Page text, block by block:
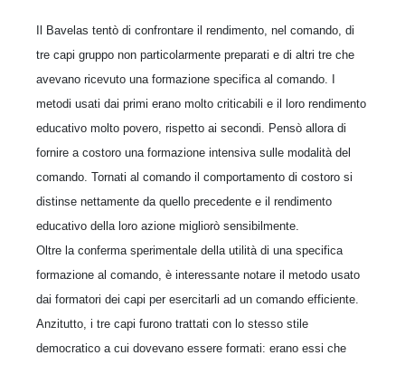
Il Bavelas tentò di confrontare il rendimento, nel comando, di
tre capi gruppo non particolarmente preparati e di altri tre che
avevano ricevuto una formazione specifica al comando. I
metodi usati dai primi erano molto criticabili e il loro rendimento
educativo molto povero, rispetto ai secondi. Pensò allora di
fornire a costoro una formazione intensiva sulle modalità del
comando. Tornati al comando il comportamento di costoro si
distinse nettamente da quello precedente e il rendimento
educativo della loro azione migliorò sensibilmente.
Oltre la conferma sperimentale della utilità di una specifica
formazione al comando, è interessante notare il metodo usato
dai formatori dei capi per esercitarli ad un comando efficiente.
Anzitutto, i tre capi furono trattati con lo stesso stile
democratico a cui dovevano essere formati: erano essi che